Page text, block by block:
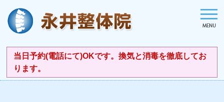
当日予約(電話にて)OKです。換気と消毒を徹底してお
ります。